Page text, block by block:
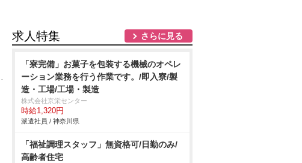
求人特集 さらに見る
「寮完備」お菓子を包装する機械のオペレ
ーション業務を行う作業です。/即入寮/製
造・工場/工場・製造
株式会社京栄センター
時給1,320円
派遣社員 / 神奈川県
「福祉調理スタッフ」無資格可/日勤のみ/
高齢者住宅